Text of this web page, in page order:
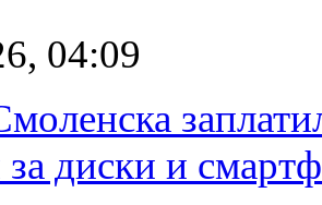
04:09
за диски и